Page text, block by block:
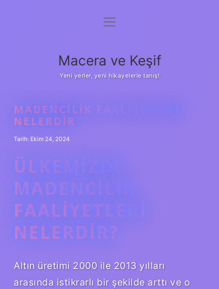
Anasayfa
Yasal Uyarı
menüyü
Macera ve Keşif
Yeni yerler, yeni hikayelerle tanış!
MADENCILIK FAALIYETLERI
NELERDIR
Tarih: Ekim 24, 2024
ÜLKEMIZDE
MADENCILIK
FAALIYETLERI
NELERDIR?
Altın üretimi 2000 ile 2013 yılları
arasında istikrarlı bir şekilde arttı ve o